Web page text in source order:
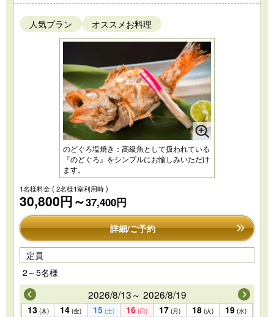
人気プラン オススメお料理
のどぐろ塩焼き：高級魚として扱われている
『のどぐろ』をシンプルにお愉しみいただけ
ます。
1名様料金( 2名様1室利用時 )
30,800円～37,400円
詳細/ご予約
定員
2～5名様
2026/8/13～ 2026/8/19
13 (木) 14 (金) 15 (土) 16 (日) 17 (月) 18 (火) 19 (水)